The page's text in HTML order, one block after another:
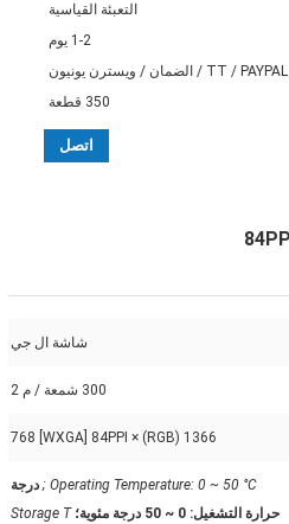
التعبئة القياسية
1-2 يوم
TT / PAYPAL / الضمان / ويسترن يونيون
350 قطعة
اتصل
شاشة ال جي
300 شمعة / م 2
1366 (RGB) × 768 [WXGA] 84PPI
Operating Temperature: 0 ~ 50 °C ;
درجة
حرارة التشغيل: 0 ~ 50 درجة مئوية؛
Storage T